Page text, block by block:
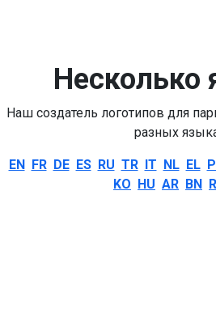
Несколько
Наш создатель логотипов для
разных
EN FR DE ES RU TR IT NL EL
KO HU AR BN